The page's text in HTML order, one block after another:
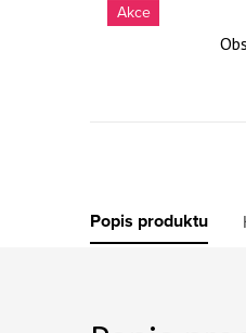
Akce
Popis produktu